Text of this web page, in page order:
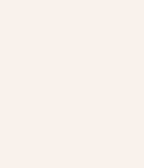
Después me pregunté: Niñito,
anterior a Abraham, que
historia, aun siendo tan
mareos a tu madre?. ¡Claro que
Entonces ¿no sería como un
fondo de la nave en la
Mas al mirar fijamente la cara
luna, vi que su mejilla empezaba
sonrosada. Mi gozo se debió
-¡Que perfume a rosa que hace